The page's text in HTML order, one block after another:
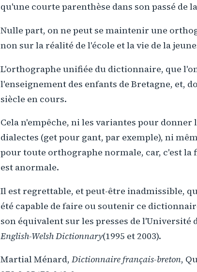
qu'une courte parenthèse dans son passé de
Nulle part, on ne peut se maintenir une
non sur la réalité de l'école et la vie de la
L'orthographe unifiée du dictionnaire, que
l'enseignement des enfants de Bretagne, et,
siècle en cours.
Cela n'empêche, ni les variantes pour
dialectes (get pour gant, par exemple), ni
pour toute orthographe normale, car, c'est
est anormale.
Il est regrettable, et peut-être inadmissible,
été capable de faire ou soutenir ce
son équivalent sur les presses de l'Université
English-Welsh Dictionnary(1995 et 2003).
Martial Ménard, Dictionnaire français-breton,